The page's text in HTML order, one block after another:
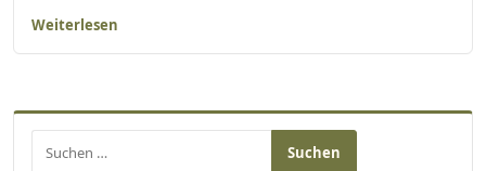
Weiterlesen
Suchen nach: